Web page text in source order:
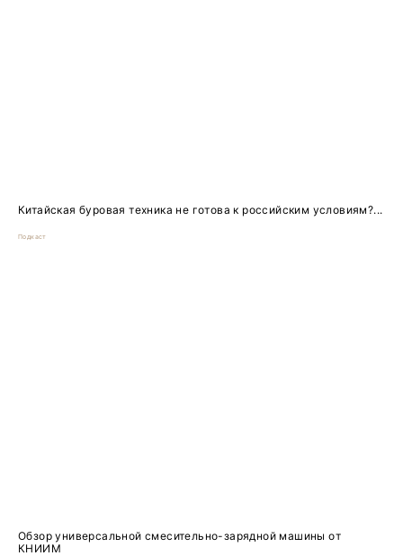
Китайская буровая техника не готова к российским условиям?...
Подкаст
Обзор универсальной смесительно-зарядной машины от
КНИИМ